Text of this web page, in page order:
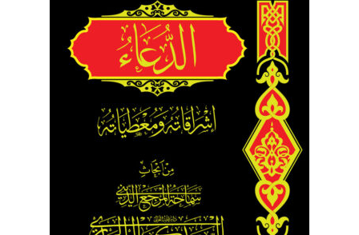
تماس با ما
ثبت شکایات
حساب کاربری من